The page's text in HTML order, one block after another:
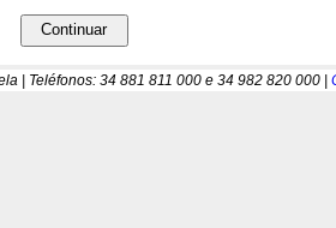
| Teléfonos: 34 881 811 000 e 34 982 820 000 |